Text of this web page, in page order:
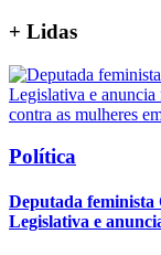
+ Lidas
Política
Deputada feminista
Legislativa e